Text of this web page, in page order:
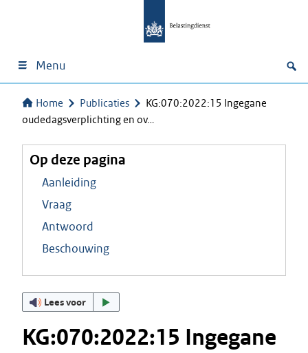
Menu
Home Publicaties
KG:070:2022:15 Ingegane
oudedagsverplichting en ov…
Op deze pagina
Aanleiding
Vraag
Antwoord
Beschouwing
Lees voor
KG:070:2022:15 Ingegane